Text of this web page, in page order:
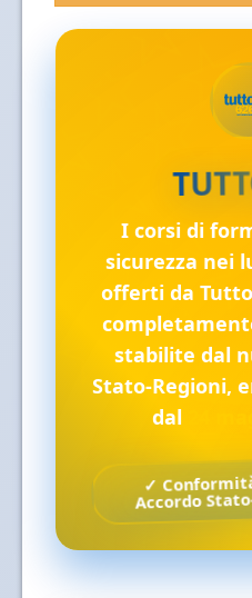
I corsi di
sicurezza nei
offerti da
stabilite dal
Stato-Regioni,
dal
✓
Accordo